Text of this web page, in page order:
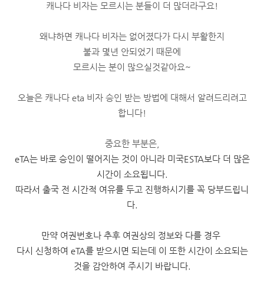
캐나다 비자는 모르시는 분들이 더 많더라구요!
왜냐하면 캐나다 비자는 없어졌다가 다시 부활한지
불과 몇년 안되었기 때문에
모르시는 분이 많으실것같아요~
오늘은 캐나다 eta 비자 승인 받는 방법에 대해서 알려드리려고
합니다!
중요한 부분은,
eTA는 바로 승인이 떨어지는 것이 아니라 미국ESTA보다 더 많은
시간이 소요됩니다.
따라서 출국 전 시간적 여유를 두고 진행하시기를 꼭 당부드립니
다.
만약 여권번호나 추후 여권상의 정보와 다를 경우
다시 신청하여 eTA를 받으시면 되는데 이 또한 시간이 소요되는
것을 감안하여 주시기 바랍니다.